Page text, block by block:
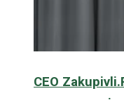
CEO